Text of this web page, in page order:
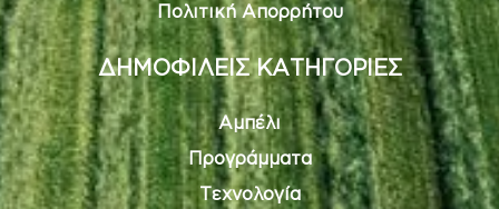
Πολιτική Απορρήτου
ΔΗΜΟΦΙΛΕΙΣ ΚΑΤΗΓΟΡΙΕΣ
Αμπέλι
Προγράμματα
Τεχνολογία